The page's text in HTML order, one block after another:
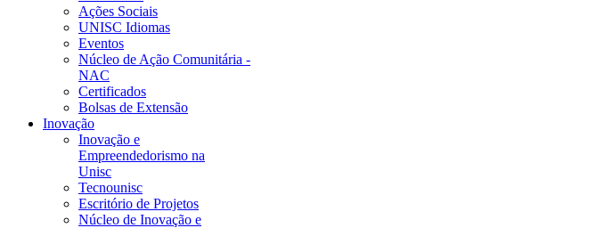
Ações Sociais
UNISC Idiomas
Eventos
Núcleo de Ação Comunitária -
NAC
Certificados
Bolsas de Extensão
Inovação
Inovação e
Empreendedorismo na
Unisc
Tecnounisc
Escritório de Projetos
Núcleo de Inovação e